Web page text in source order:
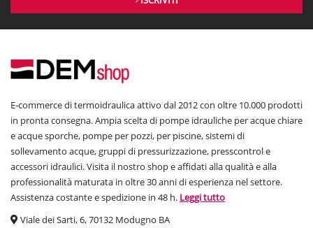
E-commerce di termoidraulica attivo dal 2012 con oltre 10.000 prodotti
in pronta consegna. Ampia scelta di pompe idrauliche per acque chiare
e acque sporche, pompe per pozzi, per piscine, sistemi di
sollevamento acque, gruppi di pressurizzazione, presscontrol e
accessori idraulici. Visita il nostro shop e affidati alla qualità e alla
professionalità maturata in oltre 30 anni di esperienza nel settore.
Assistenza costante e spedizione in 48 h. Leggi tutto
Viale dei Sarti, 6, 70132 Modugno BA